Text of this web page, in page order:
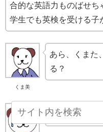
合的な英語力ものばせち
学生でも英検を受ける子
くま美
あら、くまた
る？
まずはママの